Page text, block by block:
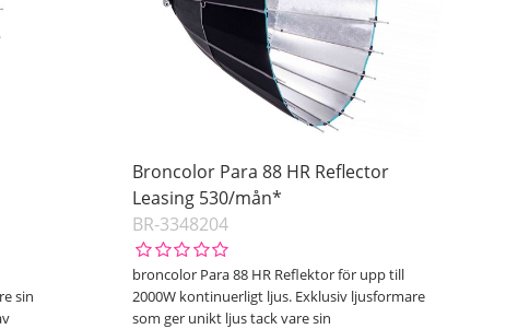
sin
Broncolor Para 88 HR Reflector
Leasing 530/mån*
BR-3348204
broncolor Para 88 HR Reflektor för upp till
2000W kontinuerligt ljus. Exklusiv ljusformare
som ger unikt ljus tack vare sin